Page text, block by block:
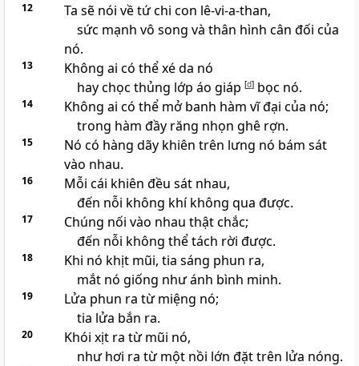
12
Ta sẽ nói về tứ chi con lê-vi-a-than,
sức mạnh vô song và thân hình cân đối của
nó.
13
Không ai có thể xé da nó
hay chọc thủng lớp áo giáp [d]bọc nó.
14
Không ai có thể mở banh hàm vĩ đại của nó;
trong hàm đầy răng nhọn ghê rợn.
15
Nó có hàng dãy khiên trên lưng nó bám sát
vào nhau.
16
Mỗi cái khiên đều sát nhau,
đến nỗi không khí không qua được.
17
Chúng nối vào nhau thật chắc;
đến nỗi không thể tách rời được.
18
Khi nó khịt mũi, tia sáng phun ra,
mắt nó giống như ánh bình minh.
19
Lửa phun ra từ miệng nó;
tia lửa bắn ra.
20
Khói xịt ra từ mũi nó,
như hơi ra từ một nồi lớn đặt trên lửa nóng.